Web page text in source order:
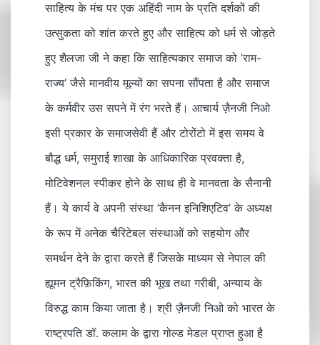
साहित्य के मंच पर एक अहिंदी नाम के प्रति दर्शकों की
उत्सुकता को शांत करते हुए और साहित्य को धर्म से जोड़ते
हुए शैलजा जी ने कहा कि साहित्यकार समाज को ’राम-
राज्य’ जैसे मानवीय मूल्यों का सपना सौंपता है और समाज
के कर्मवीर उस सपने में रंग भरते हैं। आचार्य ज़ैनजी निओ
इसी प्रकार के समाजसेवी हैं और टोरोंटो में इस समय वे
बौद्ध धर्म, समुराई शाखा के आधिकारिक प्रवक्ता है,
मोटिवेशनल स्पीकर होने के साथ ही वे मानवता के सैनानी
हैं। ये कार्य वे अपनी संस्था ’कैनन इनिशिएटिव’ के अध्यक्ष
के रूप में अनेक चैरिटेबल संस्थाओं को सहयोग और
समर्थन देने के द्वारा करते हैं जिसके माध्यम से नेपाल की
ह्यूमन ट्रैफ़िकिंग, भारत की भूख तथा गरीबी, अन्याय के
विरुद्ध काम किया जाता है। श्री ज़ैनजी निओ को भारत के
राष्ट्रपति डॉ. कलाम के द्वारा गोल्ड मेडल प्राप्त हुआ है